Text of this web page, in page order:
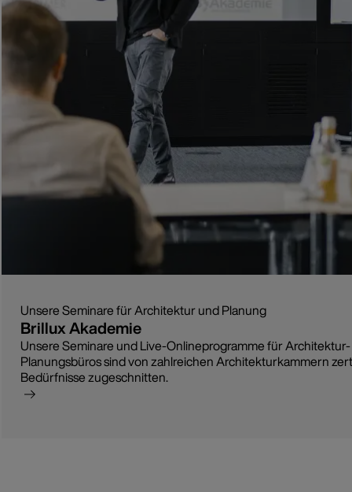
Unsere Seminare für Architektur und Planung
Brillux Akademie
Unsere Seminare und Live-Onlineprogramme für
Planungsbüros sind von zahlreichen Architekturkammern
Bedürfnisse zugeschnitten.